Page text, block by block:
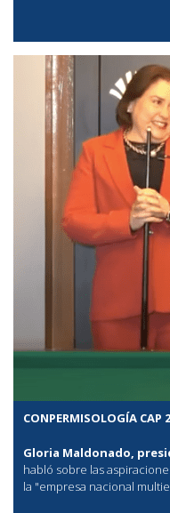
CONPERMISOLOGÍA CAP 2
Gloria Maldonado,
habló sobre las
la "empresa nacional